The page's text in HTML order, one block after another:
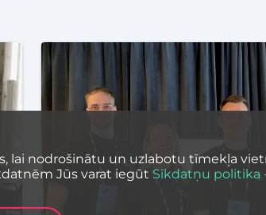
lai nodrošinātu un uzlabotu tīmekļa
Jūs varat iegūt Sīkdatņu politika